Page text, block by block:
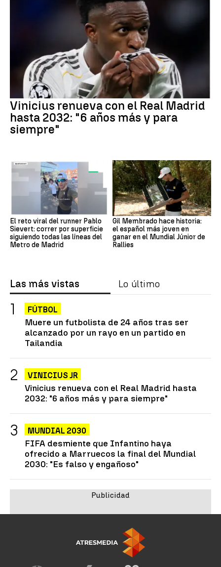
Vinicius renueva con el Real Madrid
hasta 2032: "6 años más y para
siempre"
El reto viral del runner Pablo
Sievert: correr por superficie
siguiendo todas las líneas del
Metro de Madrid
Gil Membrado hace historia:
el español más joven en
ganar en el Mundial Júnior de
Rallies
Las más vistas Lo último
FÚTBOL
Muere un futbolista de 24 años tras ser
alcanzado por un rayo en un partido en
Tailandia
VINICIUS JR
Vinicius renueva con el Real Madrid hasta
2032: "6 años más y para siempre"
MUNDIAL 2030
FIFA desmiente que Infantino haya
ofrecido a Marruecos la final del Mundial
2030: "Es falso y engañoso"